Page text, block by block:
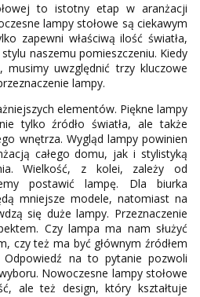
to istotny etap w aranżacji
lampy stołowe są ciekawym
zapewni właściwą ilość światła,
naszemu pomieszczeniu. Kiedy
musimy uwzględnić trzy kluczowe
lampy.
elementów. Piękne lampy
tylko źródło światła, ale także
wnętrza. Wygląd lampy powinien
całego domu, jak i stylistyką
Wielkość, z kolei, zależy od
postawić lampę. Dla biurka
mniejsze modele, natomiast na
się duże lampy. Przeznaczenie
Czy lampa ma nam służyć
czy też ma być głównym źródłem
Odpowiedź na to pytanie pozwoli
Nowoczesne lampy stołowe
ale też design, który kształtuje